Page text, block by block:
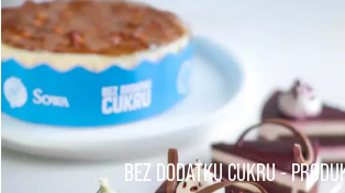
BEZ DODATKU CUKRU -